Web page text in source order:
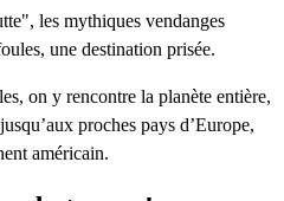
les mythiques vendanges
une destination prisée.
on y rencontre la planète entière,
jusqu’aux proches pays d’Europe,
américain.